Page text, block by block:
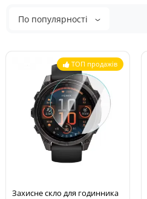
По популярності
ТОП продажів
Захисне скло для годинника